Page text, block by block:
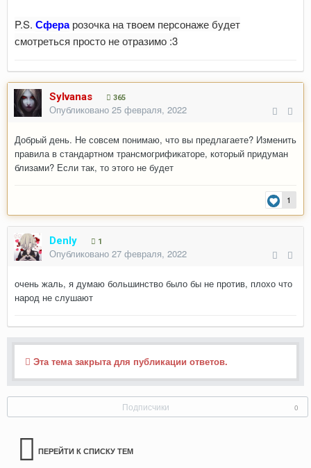
P.S. Сфера розочка на твоем персонаже будет
смотреться просто не отразимо :3
Sylvanas 365
Опубликовано 25 февраля, 2022
Добрый день. Не совсем понимаю, что вы предлагаете? Изменить
правила в стандартном трансмогрификаторе, который придуман
близами? Если так, то этого не будет
1
Denly 1
Опубликовано 27 февраля, 2022
очень жаль, я думаю большинство было бы не против, плохо что
народ не слушают
Эта тема закрыта для публикации ответов.
Подписчики 0
ПЕРЕЙТИ К СПИСКУ ТЕМ